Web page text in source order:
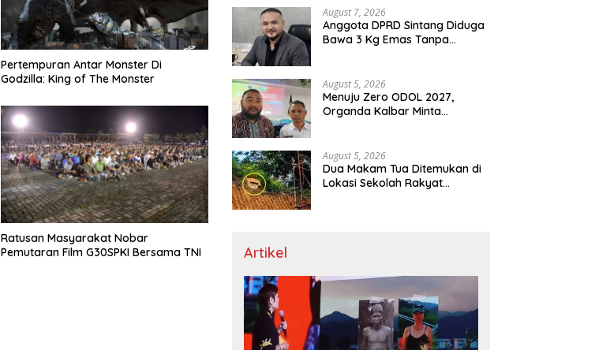
Pertempuran Antar Monster Di
Godzilla: King of The Monster
Ratusan Masyarakat Nobar
Pemutaran Film G30SPKI Bersama TNI
Menit
August 7, 2026
Anggota DPRD Sintang Diduga
Bawa 3 Kg Emas Tanpa
August 5, 2026
Menuju Zero ODOL 2027,
Organda Kalbar Minta
August 5, 2026
Dua Makam Tua Ditemukan di
Lokasi Sekolah Rakyat
Artikel